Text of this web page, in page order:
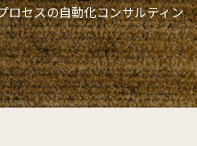
ロセスの自動化コンサルティン